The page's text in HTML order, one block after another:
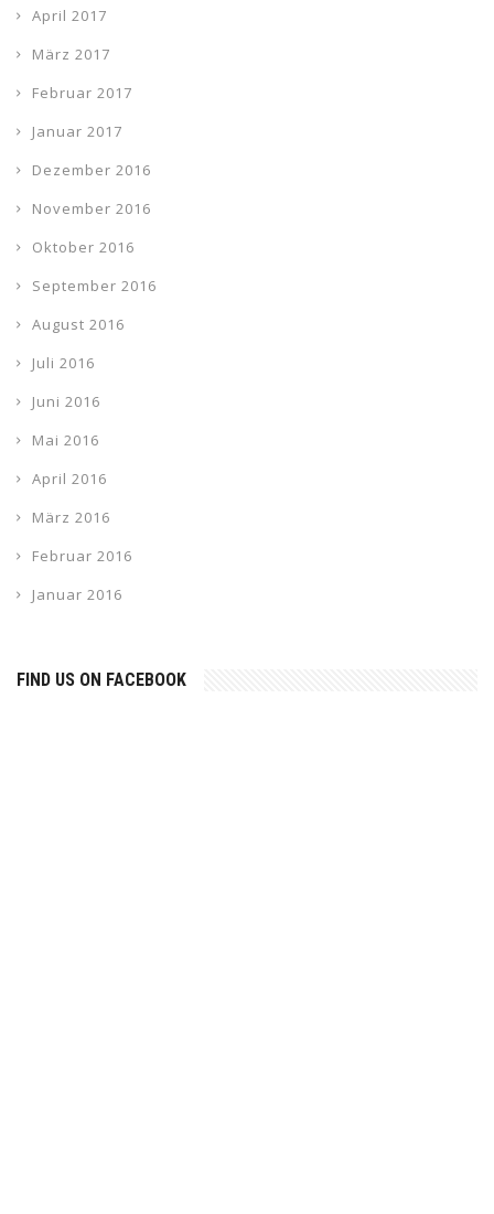
April 2017
März 2017
Februar 2017
Januar 2017
Dezember 2016
November 2016
Oktober 2016
September 2016
August 2016
Juli 2016
Juni 2016
Mai 2016
April 2016
März 2016
Februar 2016
Januar 2016
FIND US ON FACEBOOK